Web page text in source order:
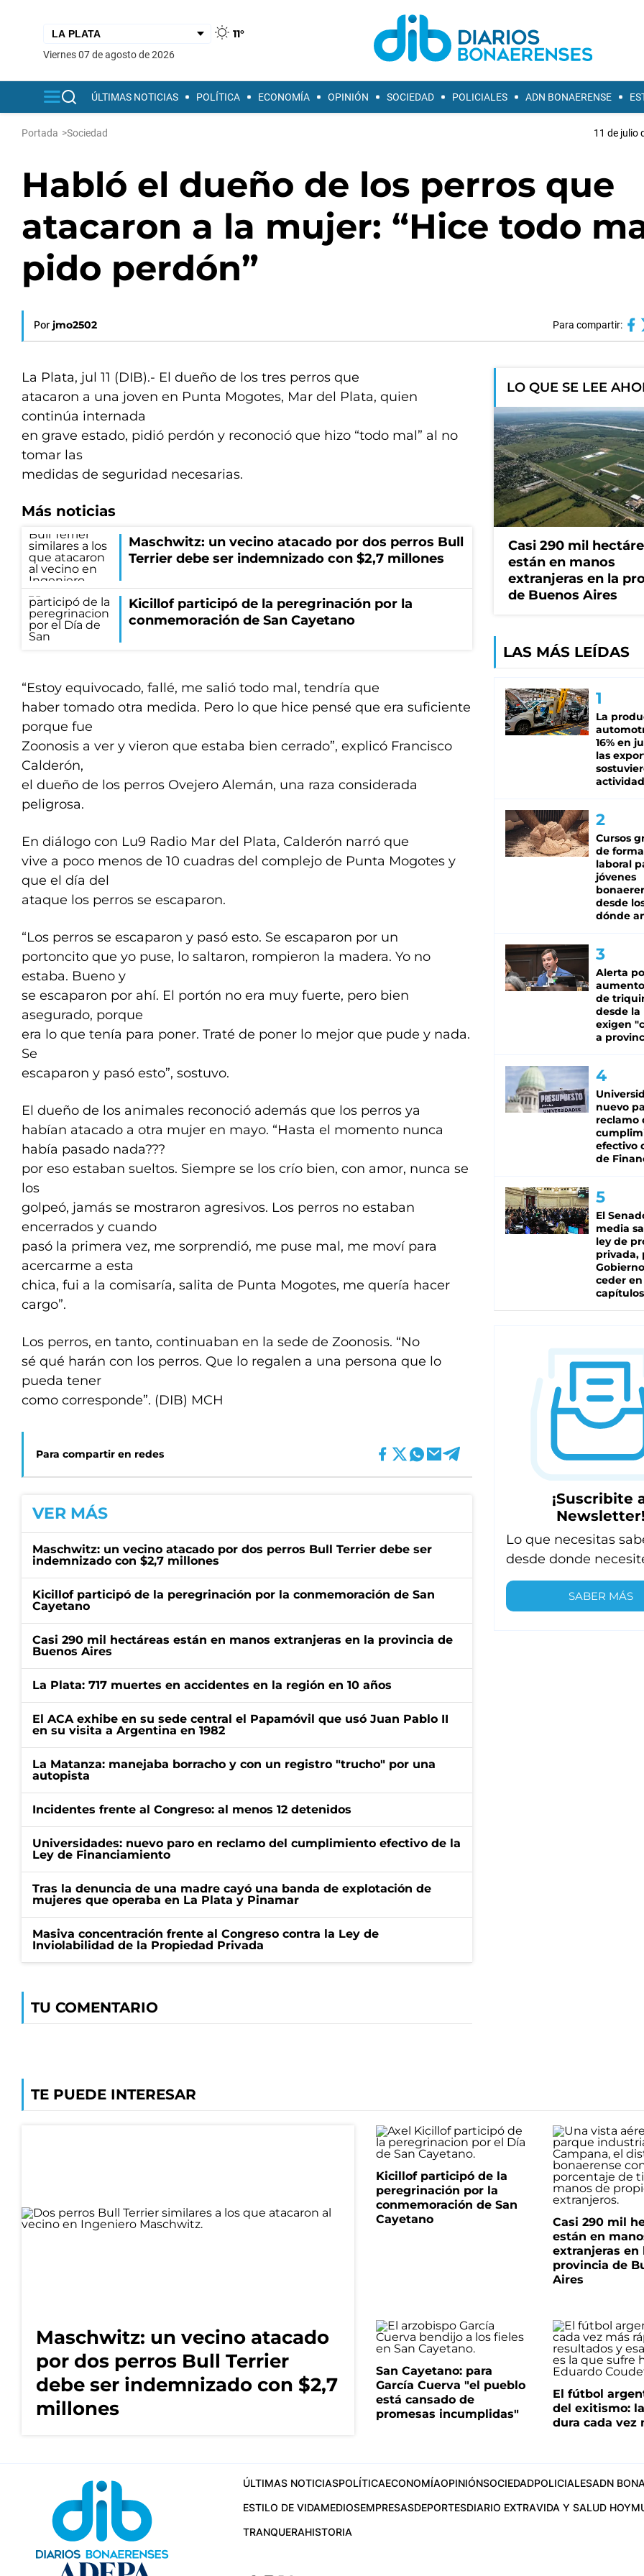
11°
viernes 07 de agosto de 2026
ÚLTIMAS NOTICIAS POLÍTICA ECONOMÍA OPINIÓN SOCIEDAD POLICIALES ADN BONAERENSE
Portada >Sociedad 11 de julio
Habló el dueño de los perros que
atacaron a la mujer: “Hice todo
pido perdón”
Por jmo2502 Para compartir:
La Plata, jul 11 (DIB).- El dueño de los tres perros que
atacaron a una joven en Punta Mogotes, Mar del Plata, quien
continúa internada
en grave estado, pidió perdón y reconoció que hizo “todo mal” al no
tomar las
medidas de seguridad necesarias.
Más noticias
Maschwitz: un vecino atacado por dos perros Bull
Terrier debe ser indemnizado con $2,7 millones
Kicillof participó de la peregrinación por la
conmemoración de San Cayetano
“Estoy equivocado, fallé, me salió todo mal, tendría que
haber tomado otra medida. Pero lo que hice pensé que era suficiente
porque fue
Zoonosis a ver y vieron que estaba bien cerrado”, explicó Francisco
Calderón,
el dueño de los perros Ovejero Alemán, una raza considerada
peligrosa.
En diálogo con Lu9 Radio Mar del Plata, Calderón narró que
vive a poco menos de 10 cuadras del complejo de Punta Mogotes y
que el día del
ataque los perros se escaparon.
“Los perros se escaparon y pasó esto. Se escaparon por un
portoncito que yo puse, lo saltaron, rompieron la madera. Yo no
estaba. Bueno y
se escaparon por ahí. El portón no era muy fuerte, pero bien
asegurado, porque
era lo que tenía para poner. Traté de poner lo mejor que pude y nada.
Se
escaparon y pasó esto”, sostuvo.
El dueño de los animales reconoció además que los perros ya
habían atacado a otra mujer en mayo. “Hasta el momento nunca
había pasado nada???
por eso estaban sueltos. Siempre se los crío bien, con amor, nunca se
los
golpeó, jamás se mostraron agresivos. Los perros no estaban
encerrados y cuando
pasó la primera vez, me sorprendió, me puse mal, me moví para
acercarme a esta
chica, fui a la comisaría, salita de Punta Mogotes, me quería hacer
cargo”.
Los perros, en tanto, continuaban en la sede de Zoonosis. “No
sé qué harán con los perros. Que lo regalen a una persona que lo
pueda tener
como corresponde”. (DIB) MCH
Para compartir en redes
VER MÁS
Maschwitz: un vecino atacado por dos perros Bull Terrier debe ser
indemnizado con $2,7 millones
Kicillof participó de la peregrinación por la conmemoración de San
Cayetano
Casi 290 mil hectáreas están en manos extranjeras en la provincia de
Buenos Aires
La Plata: 717 muertes en accidentes en la región en 10 años
El ACA exhibe en su sede central el Papamóvil que usó Juan Pablo II
en su visita a Argentina en 1982
La Matanza: manejaba borracho y con un registro "trucho" por una
autopista
Incidentes frente al Congreso: al menos 12 detenidos
Universidades: nuevo paro en reclamo del cumplimiento efectivo de la
Ley de Financiamiento
Tras la denuncia de una madre cayó una banda de explotación de
mujeres que operaba en La Plata y Pinamar
Masiva concentración frente al Congreso contra la Ley de
Inviolabilidad de la Propiedad Privada
TU COMENTARIO
LO QUE SE LEE
Casi 290 mil
están en manos
extranjeras en la
de Buenos Aires
LAS MÁS LEÍDAS
La
16% en
las
actividad
Cursos
de
laboral
jóvenes
desde
dónde
Alerta
de
desde la
exigen
a
nuevo
reclamo
efectivo
de
El
media
ley de
privada,
ceder
capítulos
¡Suscribite
Newsletter!
Lo que necesitas
desde donde
SABER MÁS
TE PUEDE INTERESAR
Maschwitz: un vecino atacado
por dos perros Bull Terrier
debe ser indemnizado con $2,7
millones
Kicillof participó de la
peregrinación por la
conmemoración de San
Cayetano
Casi 290 mil
están en
extranjeras en
provincia de
Aires
San Cayetano: para
García Cuerva "el pueblo
está cansado de
promesas incumplidas"
El fútbol
del exitismo:
dura cada vez
ÚLTIMAS NOTICIASPOLÍTICAECONOMÍAOPINIÓNSOCIEDADPOLICIALESADN
ESTILO DE VIDAMEDIOSEMPRESASDEPORTESDIARIO EXTRAVIDA Y SALUD HOY
TRANQUERAHISTORIA